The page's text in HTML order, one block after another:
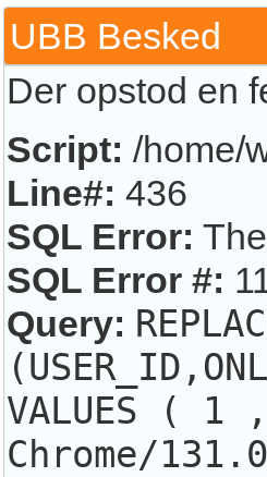
UBB Besked
Der opstod en
Script: /home/
Line#: 436
SQL Error:
SQL Error #:
Query:
VALUES (
Chrome/